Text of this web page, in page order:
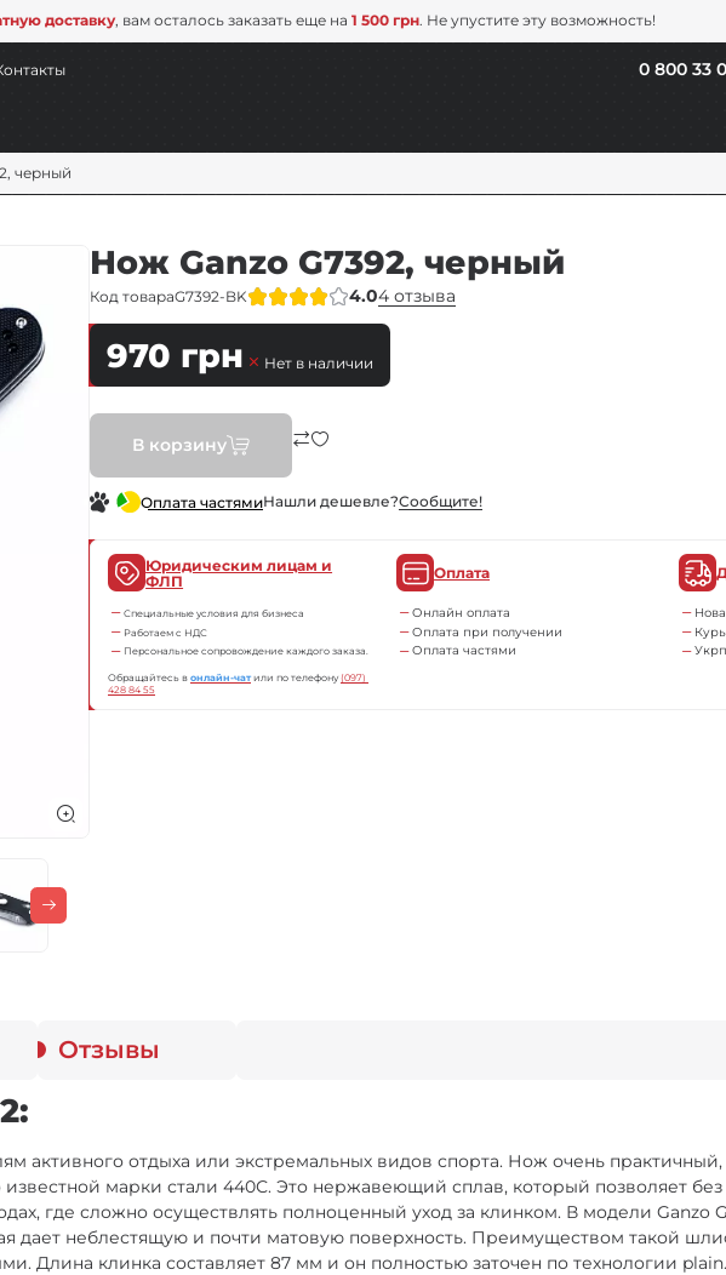
доставку, вам осталось заказать еще на1 500 грн. Не упустите эту возможность!
0 800 33
черный
Нож Ganzo G7392, черный
Код товараG7392-BK 4.04 отзыва
970 грн Нет в наличии
В корзину
Оплата частямиНашли дешевле?Сообщите!
Юридическим лицам и
ФЛП
Специальные условия для бизнеса
Работаем с НДС
Персональное сопровождение каждого заказа.
Обращайтесь вонлайн-чатили по телефону(097)
428 84 55
Оплата
Онлайн оплата
Оплата при получении
Оплата частями
Отзывы
активного отдыха или экстремальных видов спорта. Нож очень
известной марки стали 440С. Это нержавеющий сплав, который позволяет
где сложно осуществлять полноценный уход за клинком. В модели Ganzo
дает неблестящую и почти матовую поверхность. Преимуществом такой
Длина клинка составляет 87 мм и он полностью заточен по технологии